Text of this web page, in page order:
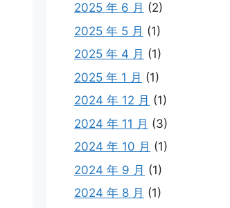
2025 年 6 月 (2)
2025 年 5 月 (1)
2025 年 4 月 (1)
2025 年 1 月 (1)
2024 年 12 月 (1)
2024 年 11 月 (3)
2024 年 10 月 (1)
2024 年 9 月 (1)
2024 年 8 月 (1)